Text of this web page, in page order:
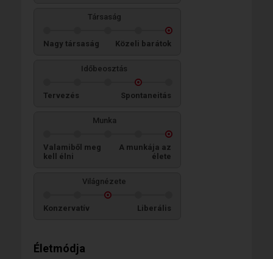
Társaság
Nagy társaság Közeli barátok
Időbeosztás
Tervezés Spontaneitás
Munka
Valamiből meg
kell élni
A munkája az
élete
Világnézete
Konzervatív Liberális
Életmódja